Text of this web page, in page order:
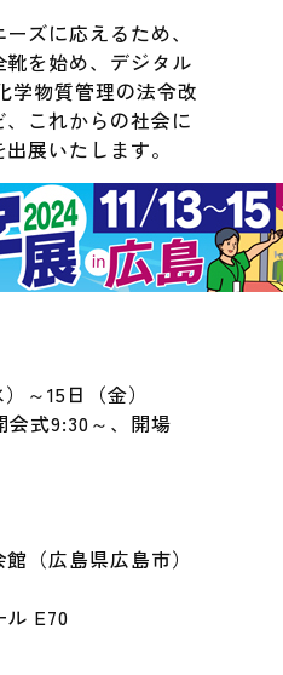
ズに応えるため、
を始め、デジタル
学物質管理の法令改
これからの社会に
展いたします。
～15日（金）
会式9:30～、開場
（広島県広島市）
E70